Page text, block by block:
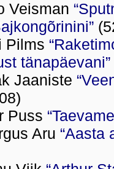
Veisman
Pilms
tänapäevani”
Jaaniste
Puss
Aru “Aasta